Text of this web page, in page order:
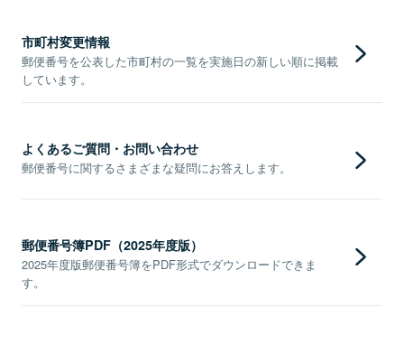
市町村変更情報
郵便番号を公表した市町村の一覧を実施日の新しい順に掲載
しています。
よくあるご質問・お問い合わせ
郵便番号に関するさまざまな疑問にお答えします。
郵便番号簿PDF（2025年度版）
2025年度版郵便番号簿をPDF形式でダウンロードできま
す。